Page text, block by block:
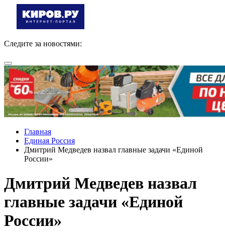
Следите за новостями:
Главная
Единая Россия
Дмитрий Медведев назвал главные задачи «Единой
России»
Дмитрий Медведев назвал
главные задачи «Единой
России»